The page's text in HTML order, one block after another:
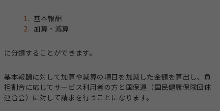
基本報酬
加算・減算
に分類することができます。
基本報酬に対して加算や減算の項目を加減した金額を算出し、負
担割合に応じてサービス利用者の方と国保連（国民健康保険団体
連合会）に対して請求を行うことになります。